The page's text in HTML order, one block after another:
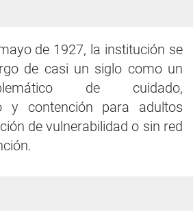
de 1927, la institución se
de casi un siglo como un
de cuidado,
y contención para adultos
de vulnerabilidad o sin red